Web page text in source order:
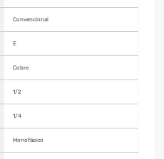
Convencional
E
Cobre
1/2
1/4
Monofásico